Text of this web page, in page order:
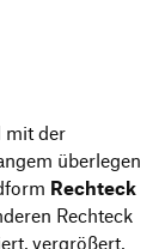
mit der
überlegen
Rechteck
Rechteck
vergrößert,